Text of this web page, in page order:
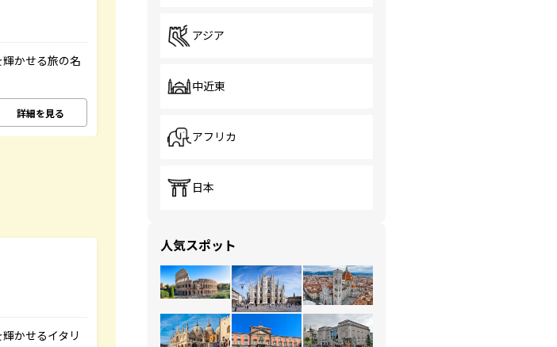
かせる旅の名
詳細を見る
かせるイタリ
アジア
中近東
アフリカ
日本
人気スポット